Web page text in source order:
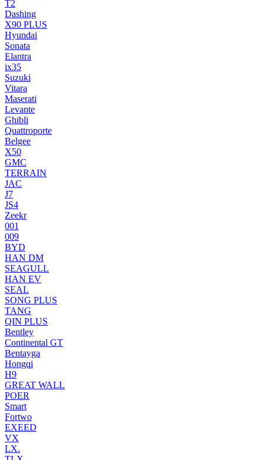
T2
Dashing
X90 PLUS
Hyundai
Sonata
Elantra
ix35
Suzuki
Vitara
Maserati
Levante
Ghibli
Quattroporte
Belgee
X50
GMC
TERRAIN
JAC
J7
JS4
Zeekr
001
009
BYD
HAN DM
SEAGULL
HAN EV
SEAL
SONG PLUS
TANG
QIN PLUS
Bentley
Continental GT
Bentayga
Hongqi
H9
GREAT WALL
POER
Smart
Fortwo
EXEED
VX
LX.